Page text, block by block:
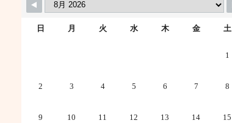
日 月 火 水 木 金 土
1
2 3 4 5 6 7 8
9 10 11 12 13 14 15